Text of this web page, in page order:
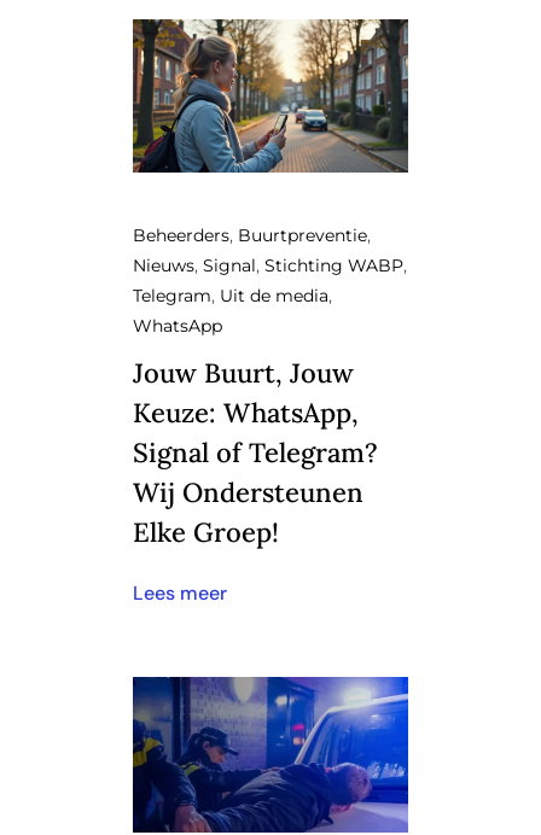
Beheerders, Buurtpreventie,
Nieuws, Signal, Stichting WABP,
Telegram, Uit de media,
WhatsApp
Jouw Buurt, Jouw
Keuze: WhatsApp,
Signal of Telegram?
Wij Ondersteunen
Elke Groep!
Lees meer